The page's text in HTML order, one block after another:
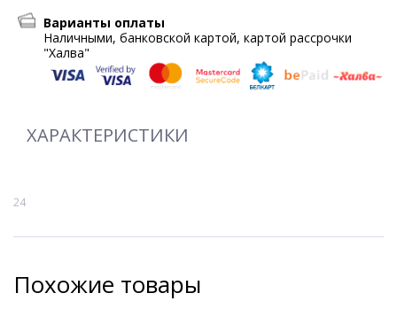
Варианты оплаты
Наличными, банковской картой, картой рассрочки
"Халва"
ХАРАКТЕРИСТИКИ
24
Похожие товары